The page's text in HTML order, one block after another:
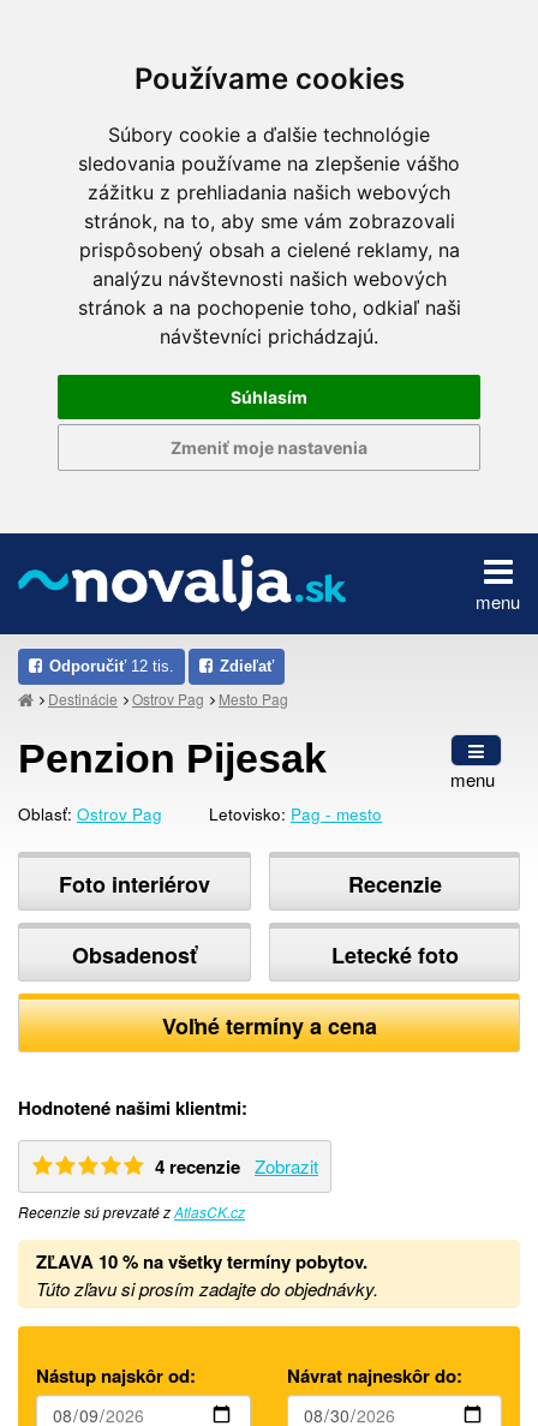
Používame cookies
Súbory cookie a ďalšie technológie
sledovania používame na zlepšenie vášho
zážitku z prehliadania našich webových
stránok, na to, aby sme vám zobrazovali
prispôsobený obsah a cielené reklamy, na
analýzu návštevnosti našich webových
stránok a na pochopenie toho, odkiaľ naši
návštevníci prichádzajú.
Súhlasím
Zmeniť moje nastavenia
menu
Odporučiť12 tis. Zdieľať
Destinácie Ostrov Pag Mesto Pag
menu
Penzion Pijesak
Oblasť: Ostrov Pag Letovisko: Pag - mesto
Foto interiérov
Obsadenosť
Recenzie
Letecké foto
Voľné termíny a cena
Hodnotené našimi klientmi:
4 recenzie Zobrazit
Recenzie sú prevzaté zAtlasCK.cz
ZĽAVA 10 % na všetky termíny pobytov.
Túto zľavu si prosím zadajte do objednávky.
Nástup najskôr od: Návrat najneskôr do: